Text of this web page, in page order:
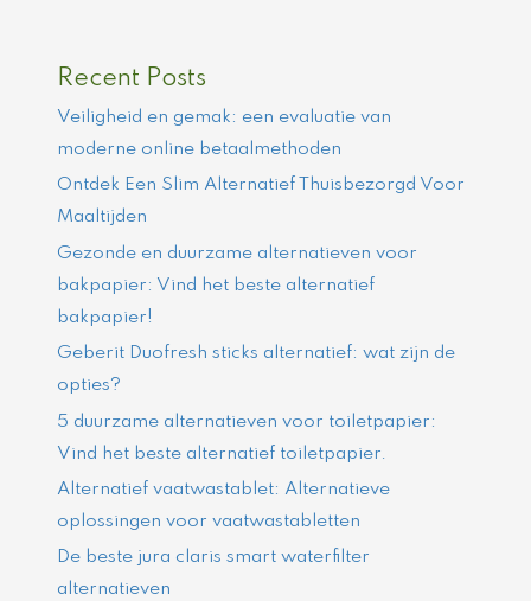
Recent Posts
Veiligheid en gemak: een evaluatie van
moderne online betaalmethoden
Ontdek Een Slim Alternatief Thuisbezorgd Voor
Maaltijden
Gezonde en duurzame alternatieven voor
bakpapier: Vind het beste alternatief
bakpapier!
Geberit Duofresh sticks alternatief: wat zijn de
opties?
5 duurzame alternatieven voor toiletpapier:
Vind het beste alternatief toiletpapier.
Alternatief vaatwastablet: Alternatieve
oplossingen voor vaatwastabletten
De beste jura claris smart waterfilter
alternatieven